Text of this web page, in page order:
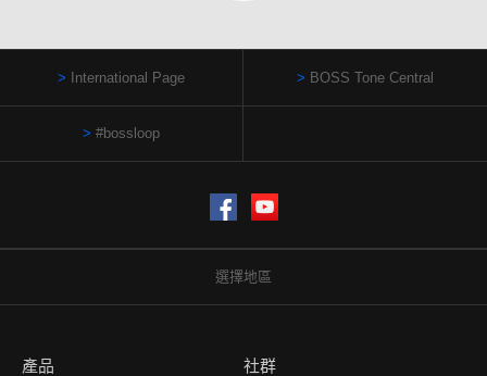
International Page BOSS Tone Central
#bossloop
FacebookYouTube
選擇地區
產品 社群